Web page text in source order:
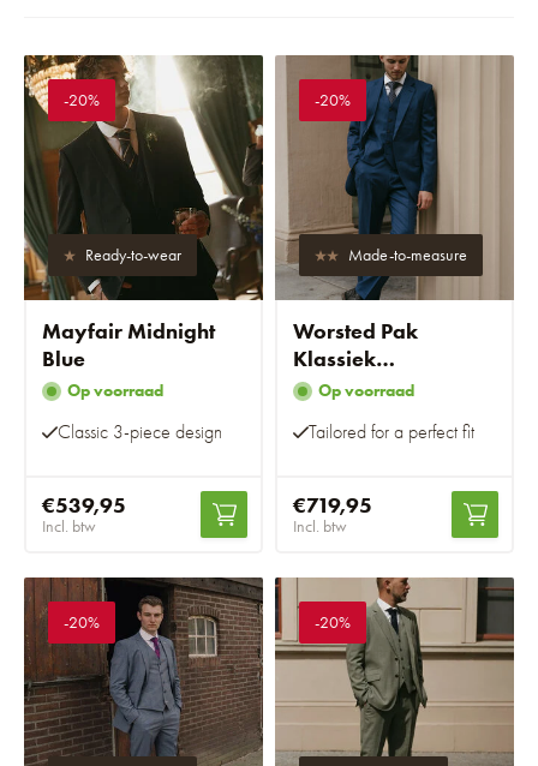
-20%
Ready-to-wear
Mayfair Midnight
Blue
Op voorraad
Classic 3-piece design
€539,95
Incl. btw
-20%
Made-to-measure
Worsted Pak
Klassiek
Marineblauw
Op voorraad
Tailored for a perfect fit
€719,95
Incl. btw
-20% -20%